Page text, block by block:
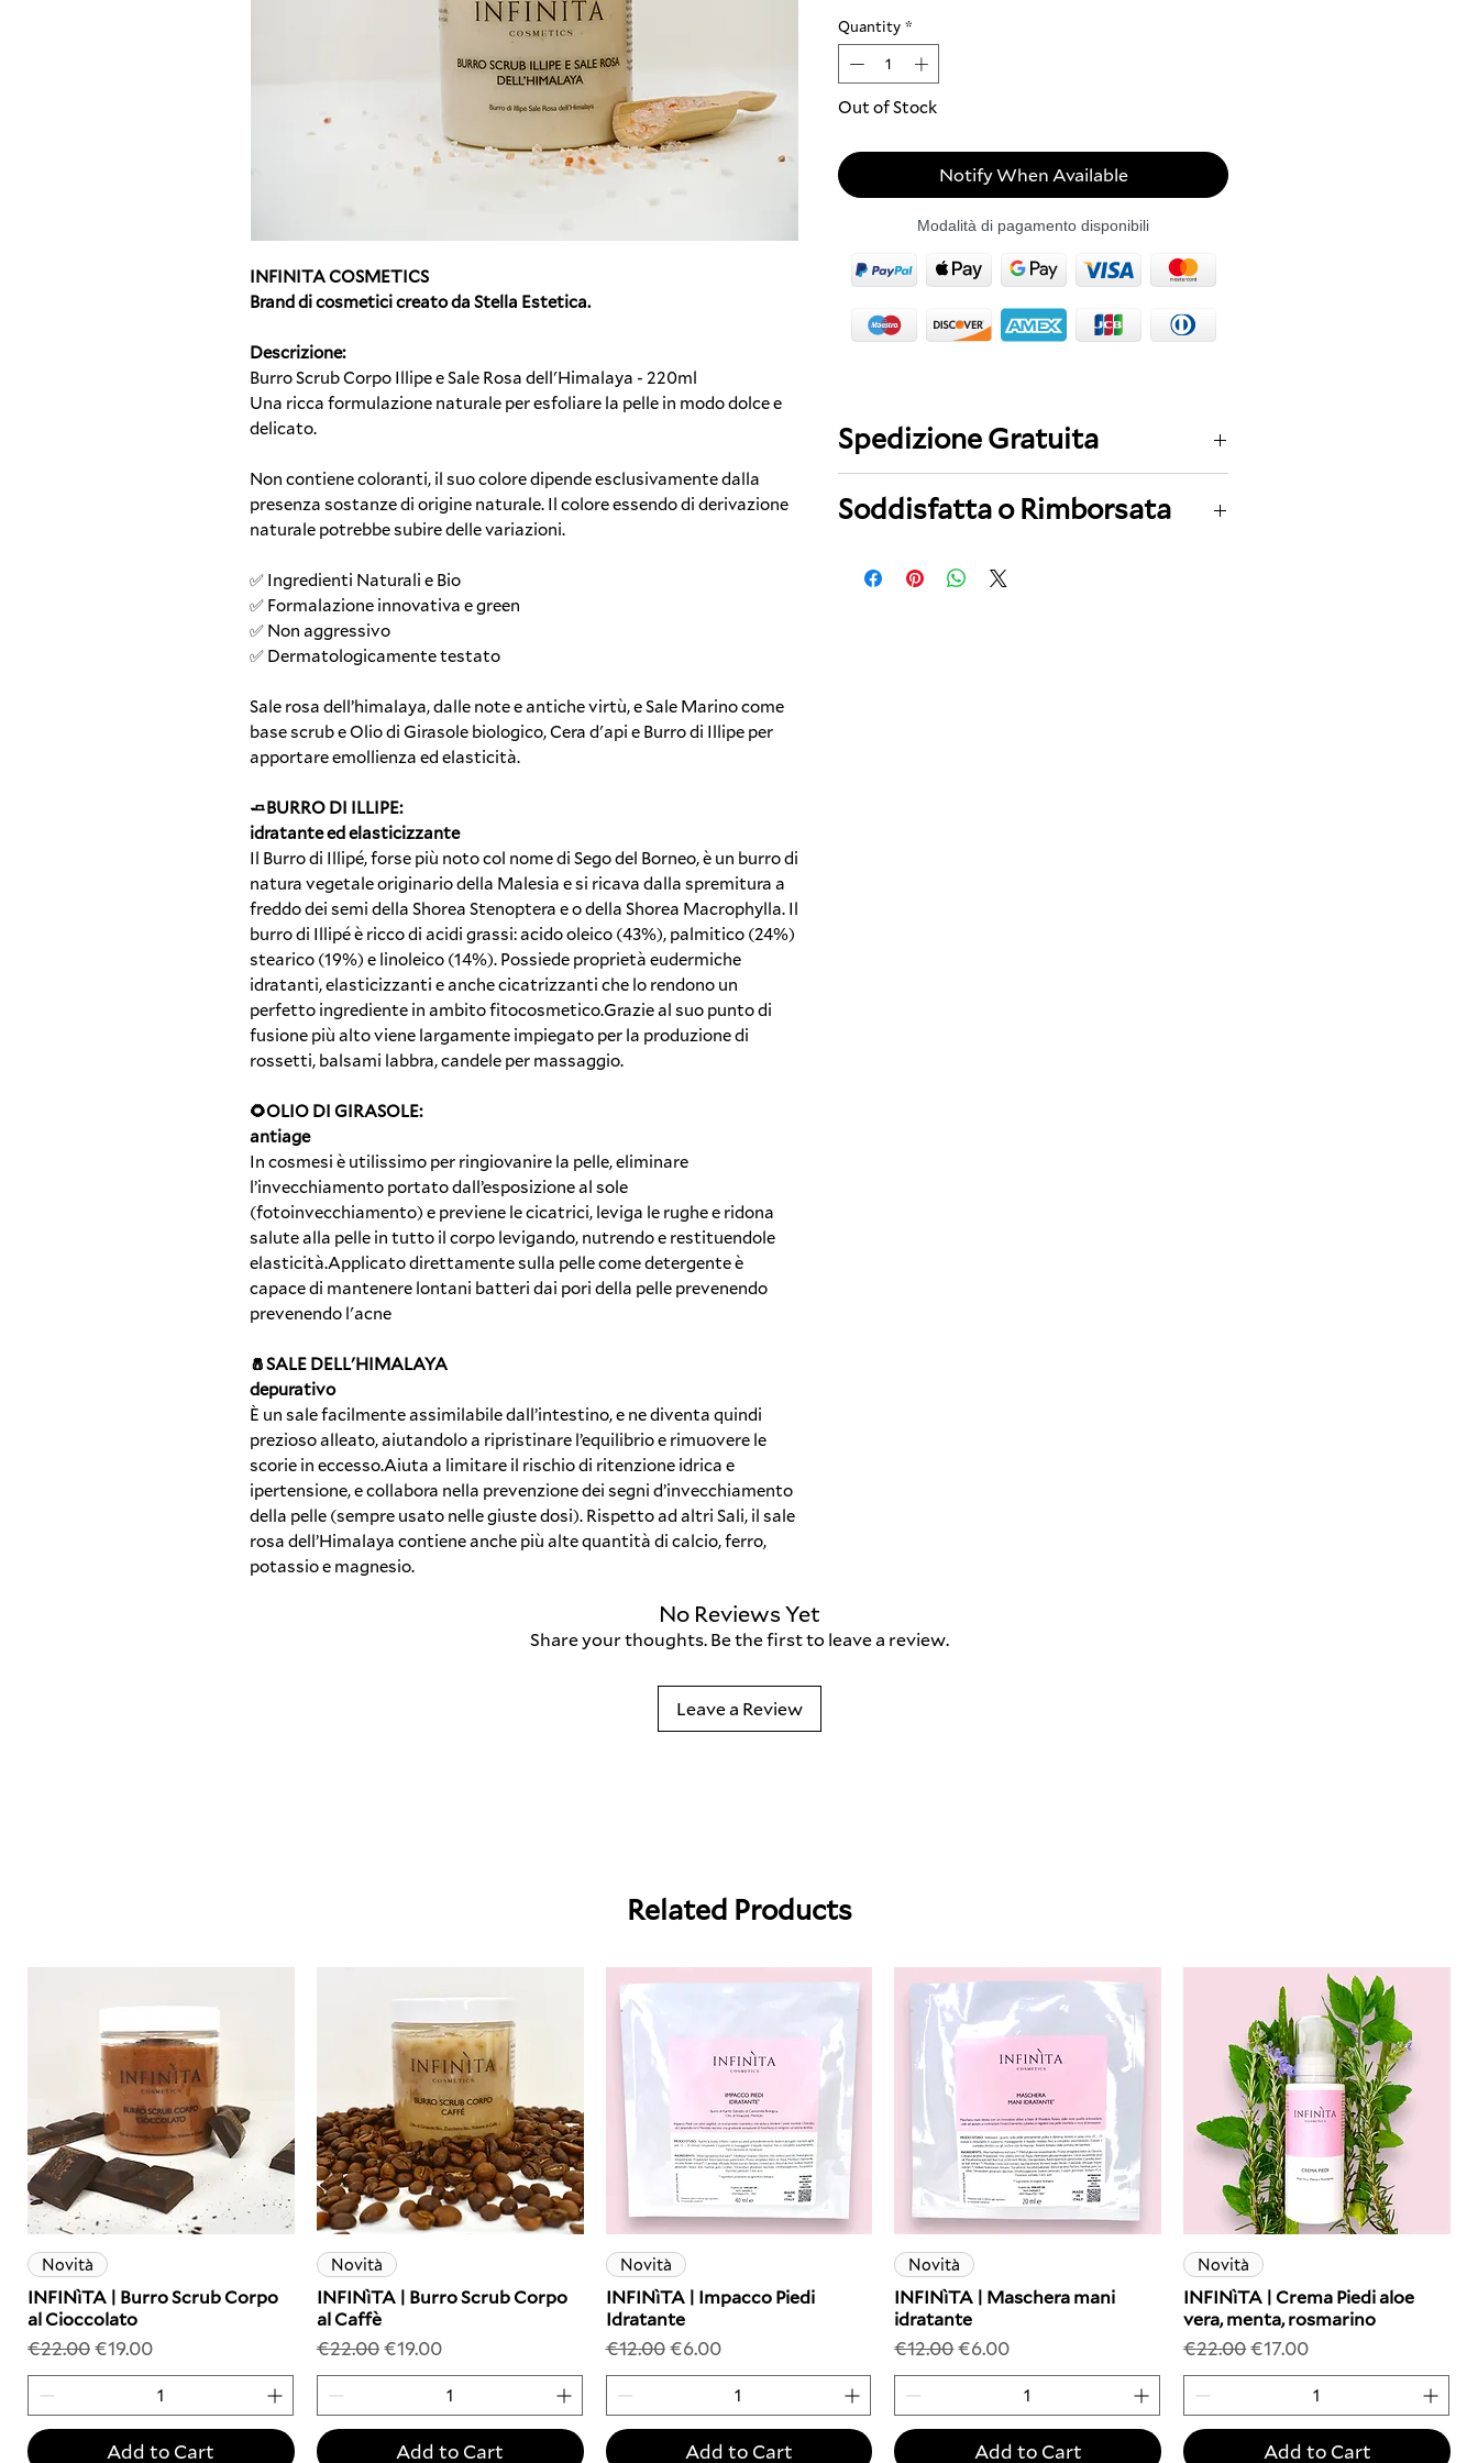
INFINITA COSMETICS
Brand di cosmetici creato da Stella Estetica.
Descrizione:
Burro Scrub Corpo Illipe e Sale Rosa dell'Himalaya - 220ml
Una ricca formulazione naturale per esfoliare la pelle in modo dolce e
delicato.
Non contiene coloranti, il suo colore dipende esclusivamente dalla
presenza sostanze di origine naturale. Il colore essendo di derivazione
naturale potrebbe subire delle variazioni.
✅ Ingredienti Naturali e Bio
✅ Formalazione innovativa e green
✅ Non aggressivo
✅ Dermatologicamente testato
Sale rosa dell’himalaya, dalle note e antiche virtù, e Sale Marino come
base scrub e Olio di Girasole biologico, Cera d'api e Burro di Illipe per
apportare emollienza ed elasticità.
🧈BURRO DI ILLIPE:
idratante ed elasticizzante
Il Burro di Illipé, forse più noto col nome di Sego del Borneo, è un burro di
natura vegetale originario della Malesia e si ricava dalla spremitura a
freddo dei semi della Shorea Stenoptera e o della Shorea Macrophylla. Il
burro di Illipé è ricco di acidi grassi: acido oleico (43%), palmitico (24%)
stearico (19%) e linoleico (14%). Possiede proprietà eudermiche
idratanti, elasticizzanti e anche cicatrizzanti che lo rendono un
perfetto ingrediente in ambito fitocosmetico.Grazie al suo punto di
fusione più alto viene largamente impiegato per la produzione di
rossetti, balsami labbra, candele per massaggio.
🌻OLIO DI GIRASOLE:
antiage
In cosmesi è utilissimo per ringiovanire la pelle, eliminare
l’invecchiamento portato dall’esposizione al sole
(fotoinvecchiamento) e previene le cicatrici, leviga le rughe e ridona
salute alla pelle in tutto il corpo levigando, nutrendo e restituendole
elasticità.Applicato direttamente sulla pelle come detergente è
capace di mantenere lontani batteri dai pori della pelle prevenendo
prevenendo l'acne
🧂SALE DELL'HIMALAYA
depurativo
È un sale facilmente assimilabile dall’intestino, e ne diventa quindi
prezioso alleato, aiutandolo a ripristinare l’equilibrio e rimuovere le
scorie in eccesso.Aiuta a limitare il rischio di ritenzione idrica e
ipertensione, e collabora nella prevenzione dei segni d’invecchiamento
della pelle (sempre usato nelle giuste dosi). Rispetto ad altri Sali, il sale
rosa dell’Himalaya contiene anche più alte quantità di calcio, ferro,
potassio e magnesio.
Quantity *
Out of Stock
Notify When Available
Modalità di pagamento disponibili
Spedizione Gratuita
giorni lavorativi.
Soddisfatta o Rimborsata
No Reviews Yet
Share your thoughts. Be the first to leave a review.
Leave a Review
Related Products
Novità
INFINìTA | Burro Scrub Corpo
al Cioccolato
Regular Price
€22.00Sale Price
€19.00
Add to Cart
Novità
INFINìTA | Burro Scrub Corpo
al Caffè
Regular Price
€22.00Sale Price
€19.00
Add to Cart
Novità
INFINìTA | Impacco Piedi
Idratante
Regular Price
€12.00Sale Price
€6.00
Add to Cart
Novità
INFINìTA | Maschera mani
idratante
Regular Price
€12.00Sale Price
€6.00
Add to Cart
Novità
INFINìTA | Crema Piedi aloe
vera, menta, rosmarino
Regular Price
€22.00Sale Price
€17.00
Add to Cart